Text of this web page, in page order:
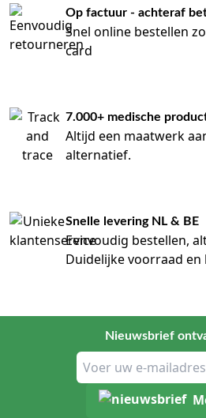
Op factuur - achteraf
Snel online bestellen
card
7.000+ medische
Altijd een maatwerk
alternatief.
Snelle levering NL & BE
Eenvoudig bestellen,
Duidelijke voorraad en
Nieuwsbrief